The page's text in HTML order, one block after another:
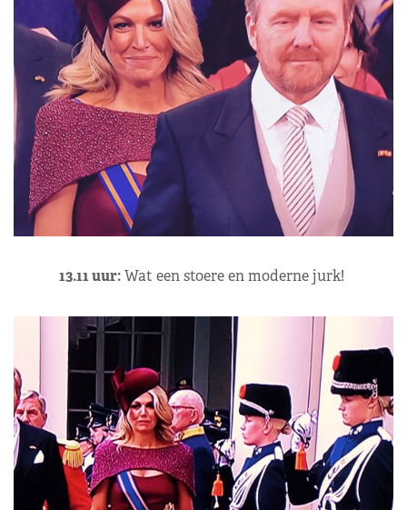
13.11 uur:Wat een stoere en moderne jurk!